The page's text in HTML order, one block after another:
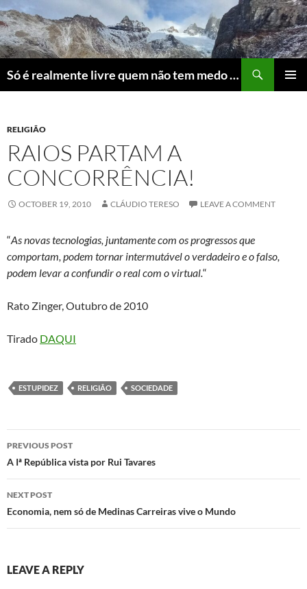
Skip
to
content
Só é realmente livre quem não tem medo do ridículo
RELIGIÃO
RAIOS PARTAM A
CONCORRÊNCIA!
OCTOBER 19, 2010 CLÁUDIO TERESO LEAVE A COMMENT
“As novas tecnologias, juntamente com os progressos que
comportam, podem tornar intermutável o verdadeiro e o falso,
podem levar a confundir o real com o virtual.“
Rato Zinger, Outubro de 2010
Tirado DAQUI
ESTUPIDEZ RELIGIÃO SOCIEDADE
Post
navigation
PREVIOUS POST
A Iª República vista por Rui Tavares
NEXT POST
Economia, nem só de Medinas Carreiras vive o Mundo
LEAVE A REPLY